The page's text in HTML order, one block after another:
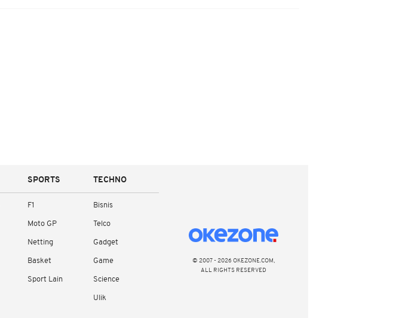
SPORTS
F1
Moto GP
Netting
Basket
Sport Lain
TECHNO
Bisnis
Telco
Gadget
Game
Science
Ulik
© 2007 - 2026 OKEZONE.COM,
ALL RIGHTS RESERVED